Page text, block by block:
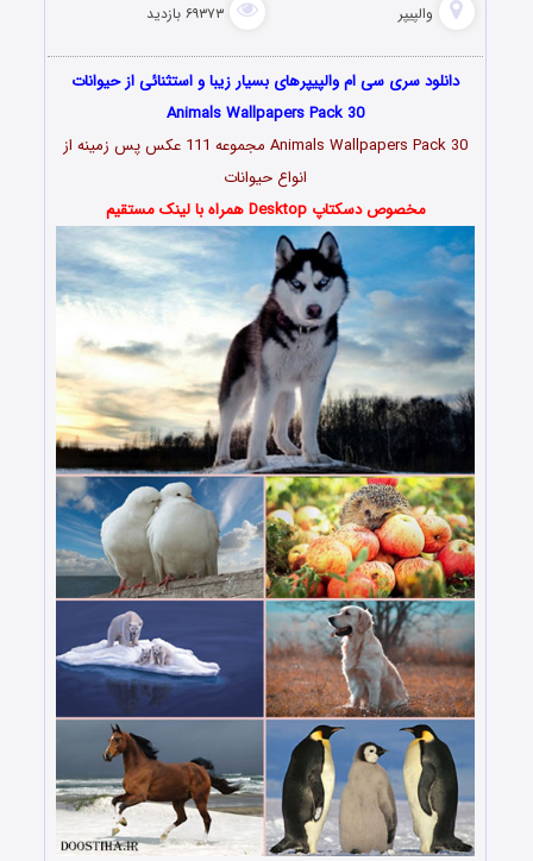
والپیپر ۶۹۳۷۳ بازدید
دانلود سری سی ام والپیپرهای بسیار زیبا و استثنائی از حیوانات
Animals Wallpapers Pack 30
Animals Wallpapers Pack 30 مجموعه 111 عکس پس زمینه از
انواع حیوانات
مخصوص دسکتاپ Desktop همراه با لینک مستقیم